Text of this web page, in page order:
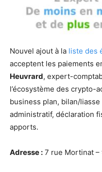
Nouvel ajout à la liste des
acceptent les paiements
Heuvrard, expert-
l’écosystème des crypto-
business plan, bilan/
administratif, déclaration
apports.
Adresse : 7 rue Mortinat –